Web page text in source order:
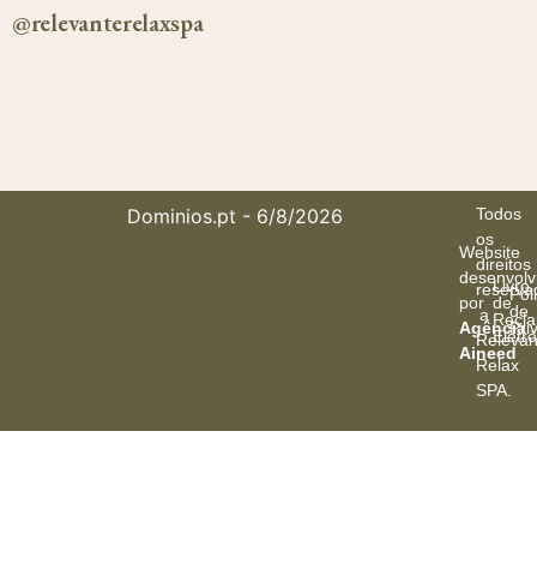
@relevanterelaxspa
Dominios.pt - 6/8/2026
Website
por
Agência
Aineed
Todos
os
direitos
a
Relax
SPA
Livro
dede